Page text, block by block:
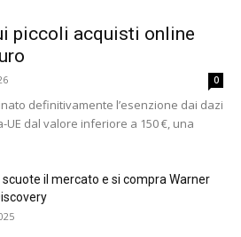
piccoli acquisti online
0
definitivamente l’esenzione dai dazi
dal valore inferiore a 150 €, una
scuote il mercato e si compra Warner